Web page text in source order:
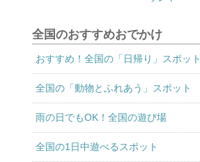
全国のおすすめおでかけ
おすすめ！全国の「日帰り」スポット
全国の「動物とふれあう」スポット
雨の日でもOK！全国の遊び場
全国の1日中遊べるスポット